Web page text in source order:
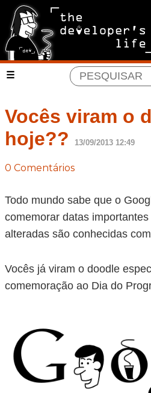
Vocês viram o
hoje??
13/09/2013 12:49
0 Comentários
Todo mundo sabe que o
comemorar datas
alteradas são conhecidas
Vocês já viram o doodle
comemoração ao Dia do